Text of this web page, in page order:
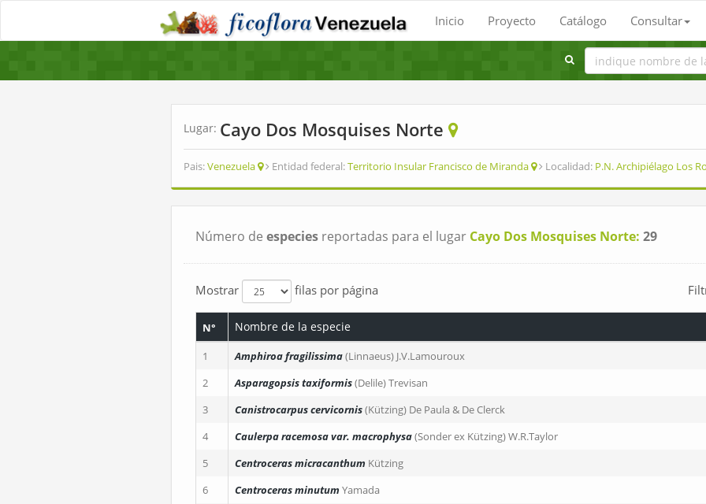
Inicio Proyecto Catálogo Consultar
Lugar: Cayo Dos Mosquises Norte
Pais:Venezuela Entidad federal:Territorio Insular Francisco de Miranda Localidad: P.N. Archipiélago Los
Número de especies reportadas para el lugar Cayo Dos Mosquises Norte: 29
Mostrar filas por página
N° Nombre de la especie
1 Amphiroa fragilissima(Linnaeus) J.V.Lamouroux
2
Asparagopsis taxiformis(Delile) Trevisan
3
Canistrocarpus cervicornis(Kützing) De Paula & De Clerck
4
Caulerpa racemosavar. macrophysa(Sonder ex Kützing) W.R.Taylor
5
Centroceras micracanthum Kützing
6
Centroceras minutum Yamada